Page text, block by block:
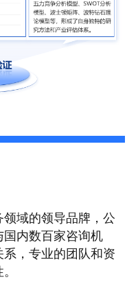
域的领导品牌，公
内数百家咨询机
，专业的团队和资